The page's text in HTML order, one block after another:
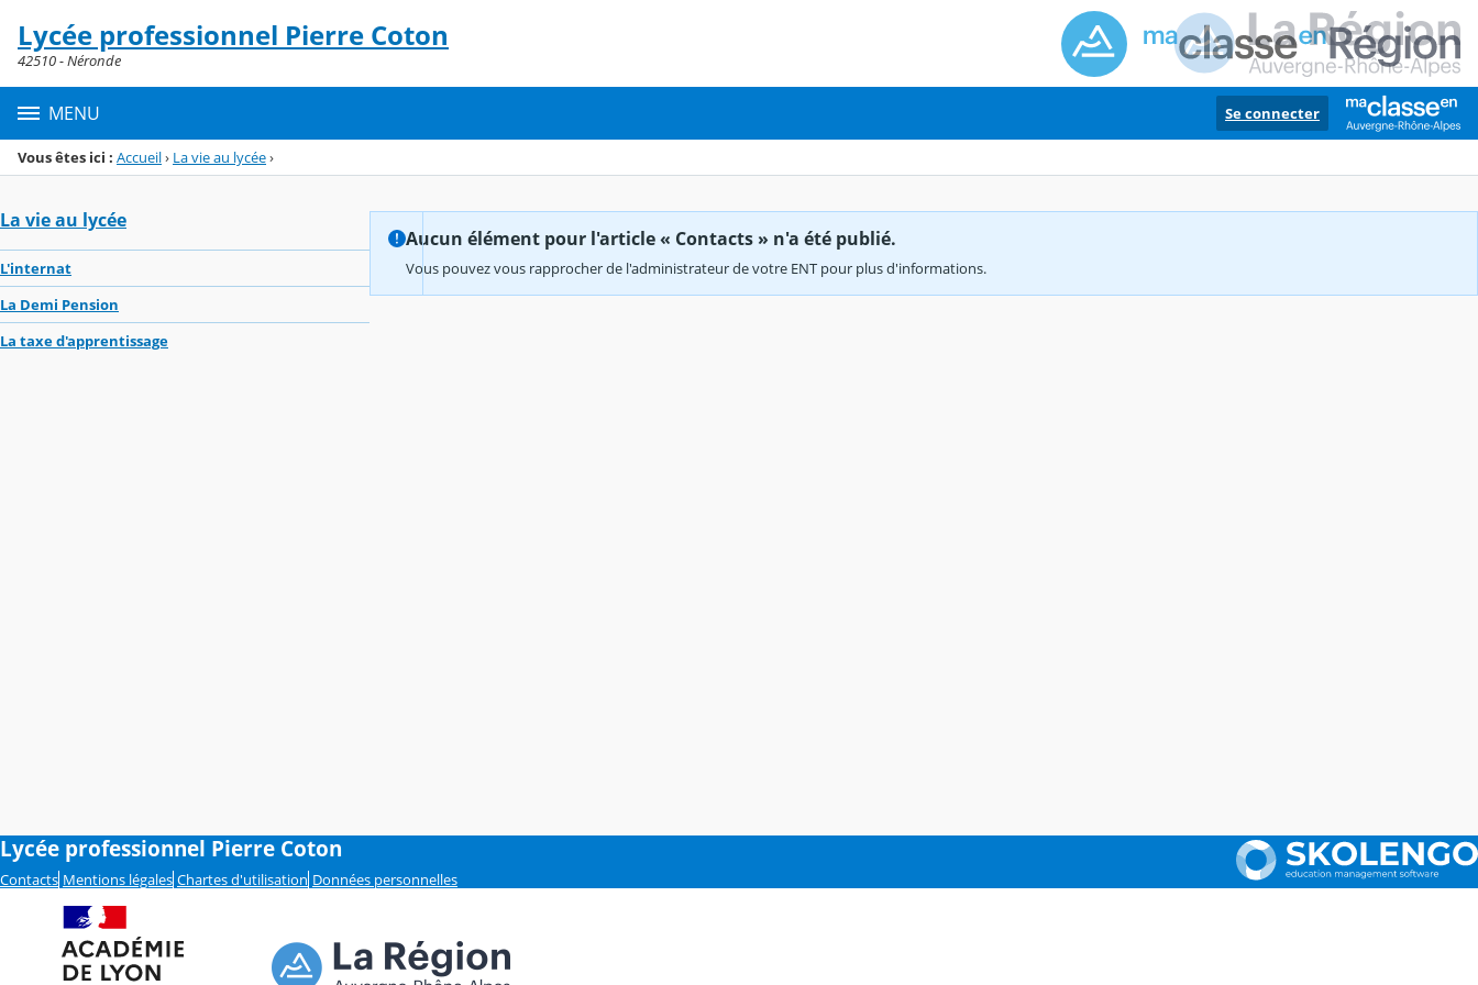
Menu de la rubrique
Contenu
Lycée professionnel Pierre Coton
42510 - Néronde
MENU Se connecter
Vous êtes ici : Accueil› La vie au lycée›
La vie au lycée
L'internat
La Demi Pension
La taxe d'apprentissage
Aucun élément pour l'article « Contacts » n'a été publié.
Vous pouvez vous rapprocher de l'administrateur de votre ENT pour plus d'informations.
Lycée professionnel Pierre Coton
Contacts Mentions légales Chartes d'utilisation Données personnelles